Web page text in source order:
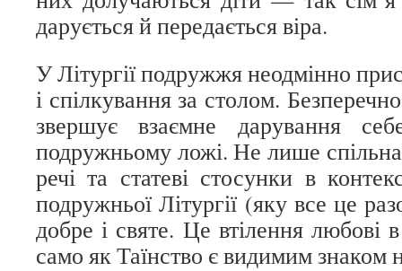
дарується й передається віра.
У Літургії подружжя неодмінно
і спілкування за столом.
звершує взаємне дарування
подружньому ложі. Не лише
речі та статеві стосунки в
подружньої Літургії (яку все це
добре і святе. Це втілення любові
само як Таїнство є видимим знаком